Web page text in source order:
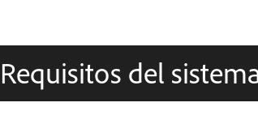
Requisitos del